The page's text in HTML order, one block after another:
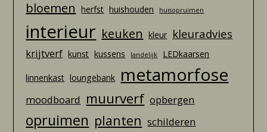
bloemen herfst huishouden huisopruimen
interieur keuken kleur kleuradvies
krijtverf kunst kussens landelijk LEDkaarsen
linnenkast loungebank metamorfose
moodboard muurverf opbergen
opruimen planten schilderen